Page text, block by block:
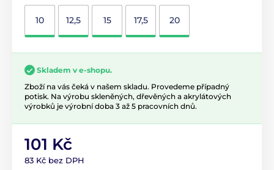
10 12,5 15 17,5 20
Skladem v e-shopu.
Zboží na vás čeká v našem skladu. Provedeme případný
potisk. Na výrobu skleněných, dřevěných a akrylátových
výrobků je výrobní doba 3 až 5 pracovních dnů.
101 Kč
83 Kč bez DPH